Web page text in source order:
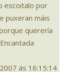
escoitalo por
puxeran máis
querería
ás 16:15:14